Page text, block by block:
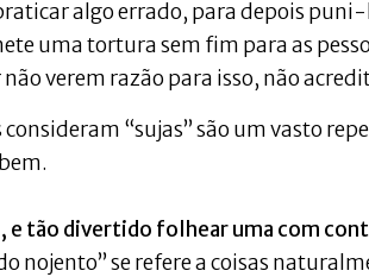
algo errado, para depois
uma tortura sem fim para as
verem razão para isso, não
“sujas” são um vasto
e tão divertido folhear uma com
nojento” se refere a coisas